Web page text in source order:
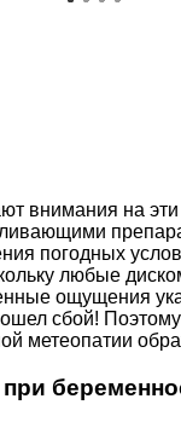
внимания на
погодных
любые
ощущения
сбой!
метеопатии